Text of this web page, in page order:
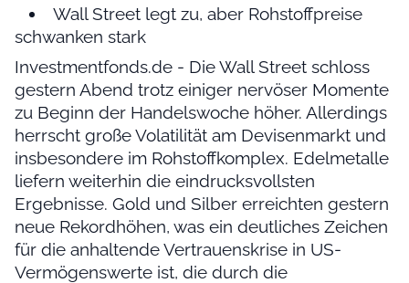
Wall Street legt zu, aber Rohstoffpreise
schwanken stark
Investmentfonds.de - Die Wall Street schloss
gestern Abend trotz einiger nervöser Momente
zu Beginn der Handelswoche höher. Allerdings
herrscht große Volatilität am Devisenmarkt und
insbesondere im Rohstoffkomplex. Edelmetalle
liefern weiterhin die eindrucksvollsten
Ergebnisse. Gold und Silber erreichten gestern
neue Rekordhöhen, was ein deutliches Zeichen
für die anhaltende Vertrauenskrise in US-
Vermögenswerte ist, die durch die